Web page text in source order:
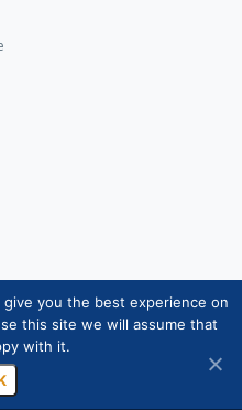
ry 2026 |
|Henkilötietojen
you the best experience on
this site we will assume that
with it.